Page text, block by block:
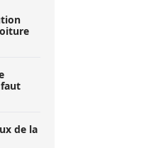
de la